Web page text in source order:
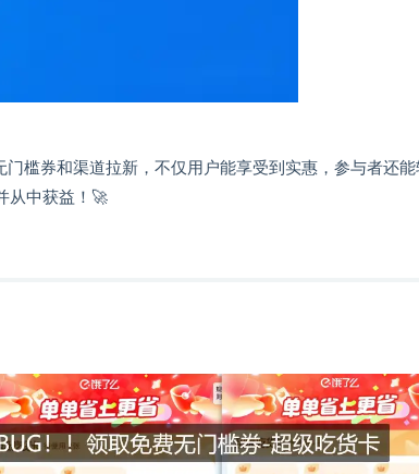
槛券和渠道拉新，不仅用户能享受到实惠，参与者还能
从中获益！🚀